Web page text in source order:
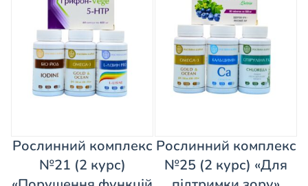
Рослинний комплекс
№21 (2 курс)
Рослинний комплекс
№25 (2 курс) «Для